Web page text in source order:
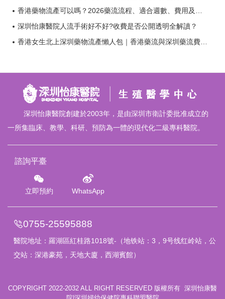
香港藥物流產可以嗎？2026藥流流程、適合週數、費用及注意事項全面解析？
深圳怡康醫院人流手術好不好?收費是否公開透明全解讀？
香港女生北上深圳藥物流產懶人包｜香港藥流與深圳藥流費用比較、流程及風險解析？
深圳怡康醫院創建於2003年，是由深圳市衛計委批准成立的
一所集臨床、教學、科研、預防為一體的現代化二級專科醫院。
諮詢平臺
立即預約 WhatsApp
0755-25595888
醫院地址： 羅湖區紅桂路1018號-（地铁站：3，9号线红岭站，公
交站：深港豪苑，天地大廈，西湖賓館）
COPYRIGHT 2022-2032 ALL RIGHT RESERVED 版權所有 深圳怡康醫